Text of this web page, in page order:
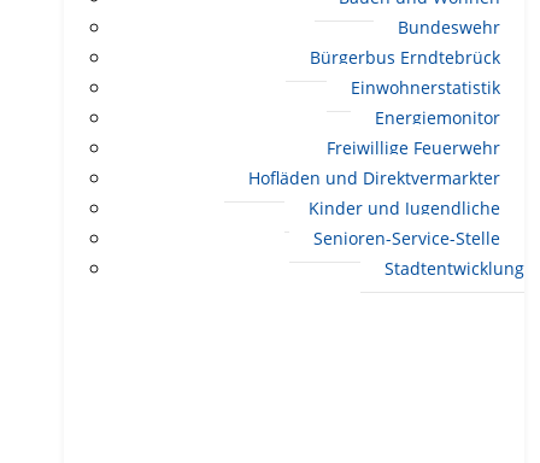
Bundeswehr
Bürgerbus Erndtebrück
Einwohnerstatistik
Energiemonitor
Freiwillige Feuerwehr
Hofläden und Direktvermarkter
Kinder und Jugendliche
Senioren-Service-Stelle
Stadtentwicklung